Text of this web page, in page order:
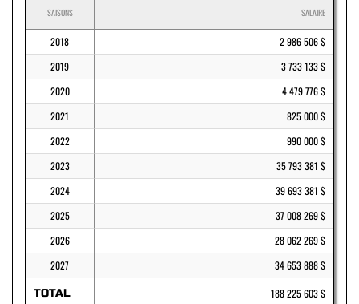
SAISONS SALAIRE
2018
2 986 506 $
2019
3 733 133 $
2020
4 479 776 $
2021
825 000 $
2022
990 000 $
2023
35 793 381 $
2024
39 693 381 $
2025
37 008 269 $
2026
28 062 269 $
2027
34 653 888 $
TOTAL 188 225 603 $